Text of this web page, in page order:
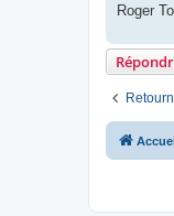
Roger